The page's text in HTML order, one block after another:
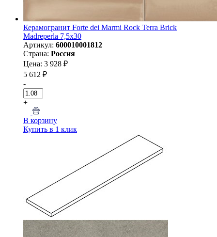
Керамогранит Forte dei Marmi Rock Terra Brick
Madreperla 7,5x30
Артикул: 600010001812
Страна: Россия
Цена: 3 928 ₽
5 612 ₽
-
+
В корзину
Купить в 1 клик